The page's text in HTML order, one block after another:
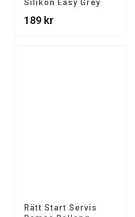
Silikon Easy Grey
189 kr
Rätt Start Servis